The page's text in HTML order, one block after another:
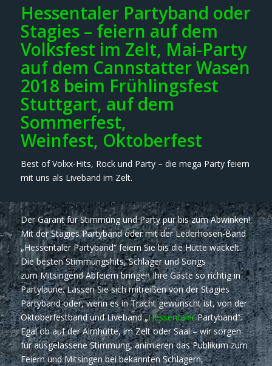
Hessentaler Partyband oder
Stagies – feiern auf dem
Volksfest im Zelt, Mai-Party
auf dem Cannstatter Wasen
2018 beim Frühlingsfest
Stuttgart, auf dem
Sommerfest,
Weinfest, Oktoberfest
Best of Volxx-Hits, Rock und Party – die mega Party feiern
mit uns als Liveband im Zelt.
Der Garant für Stimmung und Party pur bis zum Abwinken!
Mit der Stagies Partyband oder mit der Lederhosen-Band
„Hessentaler Partyband“ feiern Sie bis die Hütte wackelt.
Die besten Stimmungshits, Schlager und Songs
zum Mitsingend Abfeiern bringen Ihre Gäste so richtig in
Partylaune. Lassen Sie sich mitreißen von der Stagies
Partyband oder, wenn es in Tracht gewünscht ist, von der
Oktoberfestband und Liveband „HessentalerPartyband“.
Egal ob auf der Almhütte, im Zelt oder Saal – wir sorgen
für ausgelassene Stimmung, animieren das Publikum zum
Feiern und Mitsingen bei bekannten Schlagern,